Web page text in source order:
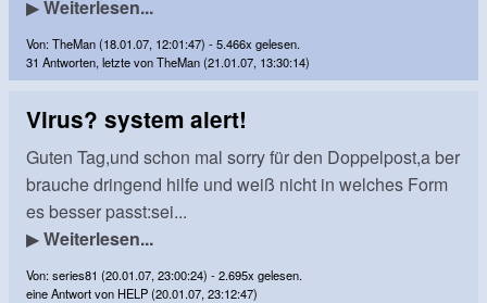
▶Weiterlesen...
Von: TheMan (18.01.07, 12:01:47) - 5.466x gelesen.
31 Antworten, letzte von TheMan (21.01.07, 13:30:14)
Virus? system alert!
Guten Tag,und schon mal sorry für den Doppelpost,a ber
brauche dringend hilfe und weiß nicht in welches Form
es besser passt:sei...
▶Weiterlesen...
Von: series81 (20.01.07, 23:00:24) - 2.695x gelesen.
eine Antwort von HELP (20.01.07, 23:12:47)